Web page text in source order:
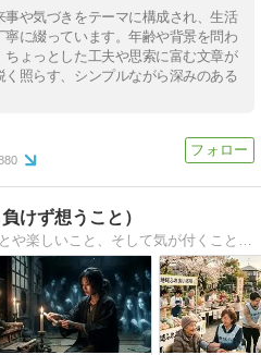
や気づきをテーマに構成され、生活
に綴っています。年齢や背景を問わ
ょっとした工夫や思索に富む文章が
照らす、シンプルながら深みのある
けず想うこと）
人生は生きてると、嫌なことや楽しいこと、そして気が付くこと、色々とあるでしょう。タイトルは宮沢賢治の「雨ニモマケズ」から引用してます。日常の気になる事を描いていきます。Welcome , ようこそ(´ﾟωﾟ｀)